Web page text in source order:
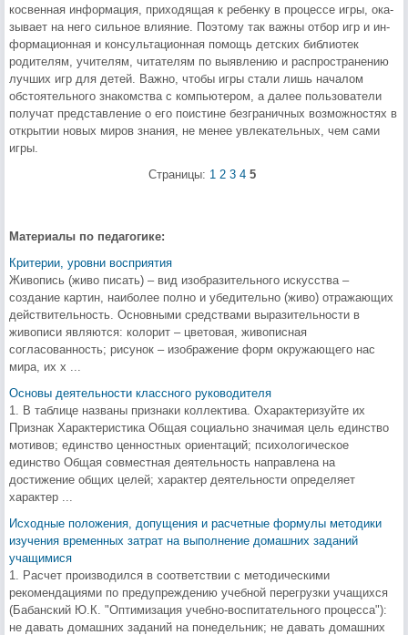
косвенная информация, прихо­дящая к ребенку в процессе игры, ока­
зывает на него сильное влияние. Поэтому так важны отбор игр и ин­
формационная и консультационная помощь детских библиотек
родите­лям, учителям, читателям по выявле­нию и распространению
лучших игр для детей. Важно, чтобы игры стали лишь началом
обстоятельного знаком­ства с компьютером, а далее пользова­тели
получат представление о его по­истине безграничных возможностях в
открытии новых миров знания, не ме­нее увлекательных, чем сами
игры.
Страницы: 1 2 3 4 5
Материалы по педагогике:
Критерии, уровни восприятия
Живопись (живо писать) – вид изобразительного искусства –
создание картин, наиболее полно и убедительно (живо) отражающих
действительность. Основными средствами выразительности в
живописи являются: колорит – цветовая, живописная
согласованность; рисунок – изображение форм окружающего нас
мира, их х ...
Основы деятельности классного руководителя
1. В таблице названы признаки коллектива. Охарактеризуйте их
Признак Характеристика Общая социально значимая цель единство
мотивов; единство ценностных ориентаций; психологическое
единство Общая совместная деятельность направлена на
достижение общих целей; характер деятельности определяет
характер ...
Исходные положения, допущения и расчетные формулы методики
изучения временных затрат на выполнение домашних заданий
учащимися
1. Расчет производился в соответствии с методическими
рекомендациями по предупреждению учебной перегрузки учащихся
(Бабанский Ю.К. "Оптимизация учебно-воспитательного процесса"):
не давать домашних заданий на понедельник; не давать домашних